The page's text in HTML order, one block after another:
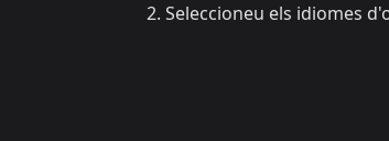
Seleccioneu els idiomes